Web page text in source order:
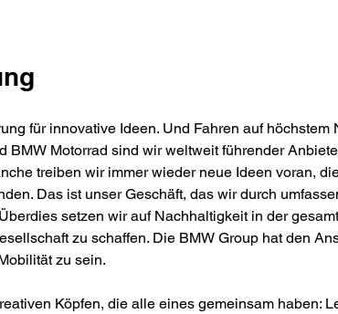
für innovative Ideen. Und Fahren auf höchstem
BMW Motorrad sind wir weltweit führender
treiben wir immer wieder neue Ideen voran,
Das ist unser Geschäft, das wir durch
setzen wir auf Nachhaltigkeit in der
zu schaffen. Die BMW Group hat den
zu sein.
Köpfen, die alle eines gemeinsam haben: